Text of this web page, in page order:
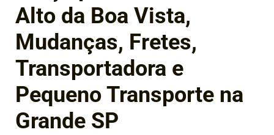
Alto da Boa Vista,
Mudanças, Fretes,
Transportadora e
Pequeno Transporte na
Grande SP